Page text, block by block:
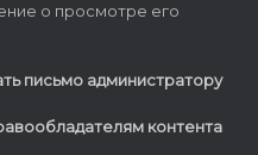
о просмотре его
письмо администратору
контента